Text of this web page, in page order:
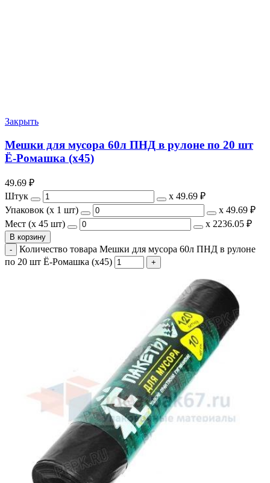
Закрыть
Мешки для мусора 60л ПНД в рулоне по 20 шт
Ё-Ромашка (х45)
49.69 ₽
Штук
х 49.69 ₽
Упаковок (x 1 шт)
х 49.69 ₽
Мест (x 45 шт)
х 2236.05 ₽
В корзину
Количество товара Мешки для мусора 60л ПНД в рулоне
по 20 шт Ё-Ромашка (х45)